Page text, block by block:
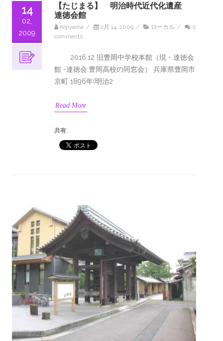
14
02,
2009
【たじまる】 明治時代近代化遺産
達徳会館
Kojiyama / 2月 14, 2009 / ローカル /
0
comments
2016.12 旧豊岡中学校本館（現・達徳会
館 -達徳会:豊岡高校の同窓会） 兵庫県豊岡市
京町 1896年(明治2
Read More
共有: